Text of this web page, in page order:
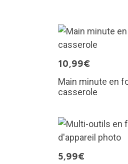
10,99€
Main minute en
casserole
5,99€